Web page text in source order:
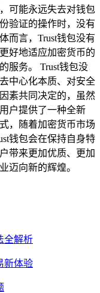
可能永远失去对钱包
验证的操作时，没有
而言，Trust钱包没有
好地适应加密货币的
服务。 Trust钱包没
中心化本质、对安全
素共同决定的，虽然
户提供了一种全新
，随着加密货币市场
钱包会在保持自身特
带来更加优质、更加
迈向新的辉煌。
全解析
新体验